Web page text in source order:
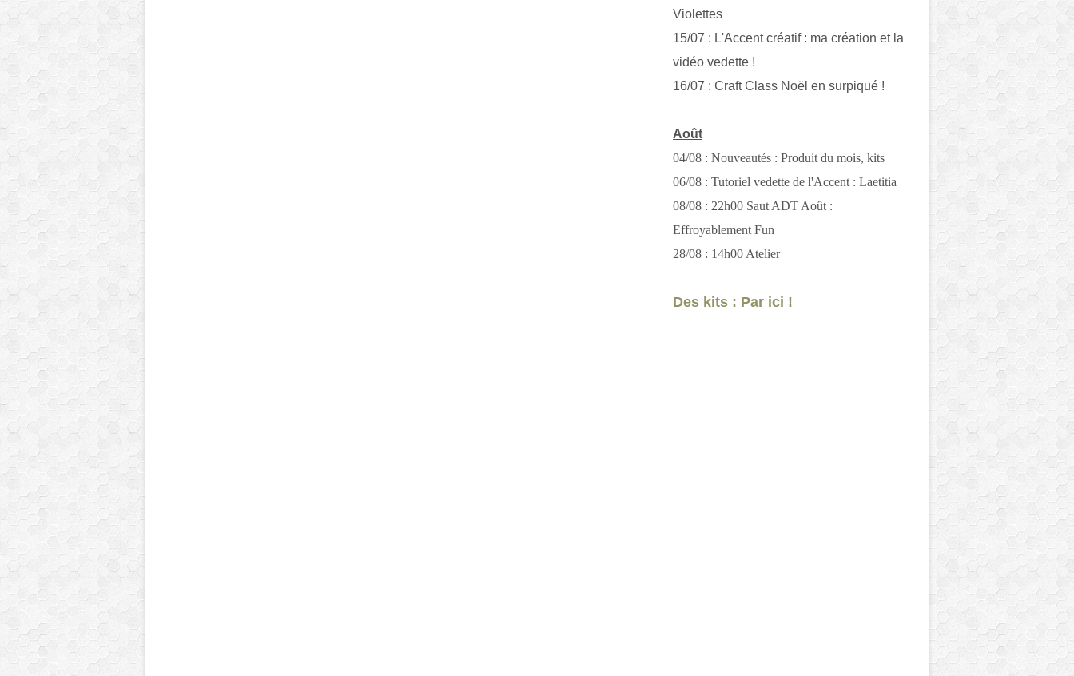
Violettes
15/07 : L'Accent créatif : ma création et la
vidéo vedette !
16/07 : Craft Class Noël en surpiqué !
Août
04/08 : Nouveautés : Produit du mois, kits
06/08 : Tutoriel vedette de l'Accent : Laetitia
08/08 : 22h00 Saut ADT Août :
Effroyablement Fun
28/08 : 14h00 Atelier
Des kits : Par ici !